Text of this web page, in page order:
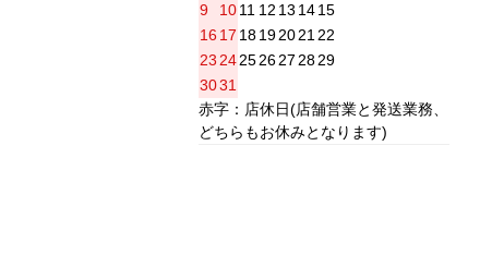
9
1011 12 13 1415
16 17 18192021 22
23 24252627 2829
3031
赤字：店休日(店舗営業と発送業務、
どちらもお休みとなります)